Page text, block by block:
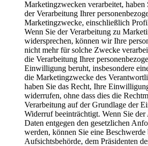
Marketingzwecken verarbeitet, haben
der Verarbeitung Ihrer
Marketingzwecke, einschließlich
Wenn Sie der Verarbeitung zu
widersprechen, können wir Ihre
nicht mehr für solche Zwecke
die Verarbeitung Ihrer
Einwilligung beruht, insbesondere
die Marketingzwecke des
haben Sie das Recht, Ihre
widerrufen, ohne dass dies die
Verarbeitung auf der Grundlage der
Widerruf beeinträchtigt. Wenn Sie
Daten entgegen den gesetzlichen
werden, können Sie eine Beschwerde
Aufsichtsbehörde, dem Präsidenten